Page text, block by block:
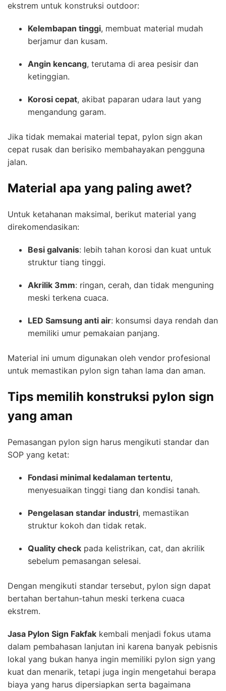
ekstrem untuk konstruksi outdoor:
Kelembapan tinggi, membuat material mudah
berjamur dan kusam.
Angin kencang, terutama di area pesisir dan
ketinggian.
Korosi cepat, akibat paparan udara laut yang
mengandung garam.
Jika tidak memakai material tepat, pylon sign akan
cepat rusak dan berisiko membahayakan pengguna
jalan.
Material apa yang paling awet?
Untuk ketahanan maksimal, berikut material yang
direkomendasikan:
Besi galvanis: lebih tahan korosi dan kuat untuk
struktur tiang tinggi.
Akrilik 3mm: ringan, cerah, dan tidak menguning
meski terkena cuaca.
LED Samsung anti air: konsumsi daya rendah dan
memiliki umur pemakaian panjang.
Material ini umum digunakan oleh vendor profesional
untuk memastikan pylon sign tahan lama dan aman.
Tips memilih konstruksi pylon sign
yang aman
Pemasangan pylon sign harus mengikuti standar dan
SOP yang ketat:
Fondasi minimal kedalaman tertentu,
menyesuaikan tinggi tiang dan kondisi tanah.
Pengelasan standar industri, memastikan
struktur kokoh dan tidak retak.
Quality check pada kelistrikan, cat, dan akrilik
sebelum pemasangan selesai.
Dengan mengikuti standar tersebut, pylon sign dapat
bertahan bertahun-tahun meski terkena cuaca
ekstrem.
Jasa Pylon Sign Fakfak kembali menjadi fokus utama
dalam pembahasan lanjutan ini karena banyak pebisnis
lokal yang bukan hanya ingin memiliki pylon sign yang
kuat dan menarik, tetapi juga ingin mengetahui berapa
biaya yang harus dipersiapkan serta bagaimana